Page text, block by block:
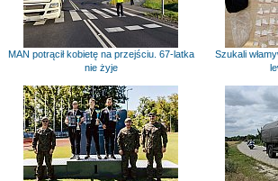
MAN potrącił kobietę na przejściu. 67-latka
nie żyje
Szukali